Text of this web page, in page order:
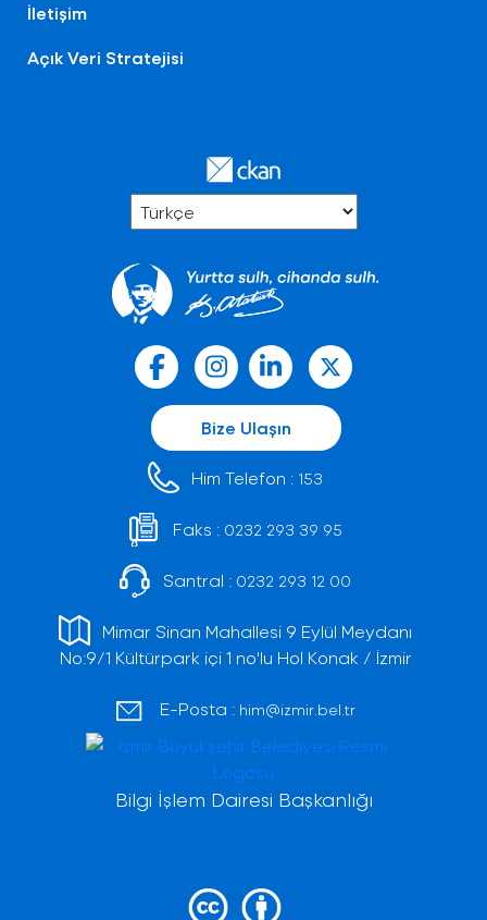
İletişim
Açık Veri Stratejisi
Bize Ulaşın
Him Telefon : 153
Faks : 0232 293 39 95
Santral : 0232 293 12 00
Mimar Sinan Mahallesi 9 Eylül Meydanı
No:9/1 Kültürpark içi 1 no'lu Hol Konak / İzmir
E-Posta : him@izmir.bel.tr
Bilgi İşlem Dairesi Başkanlığı